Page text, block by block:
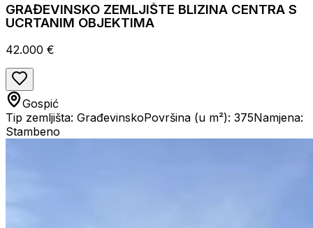
GRAĐEVINSKO ZEMLJIŠTE BLIZINA CENTRA S
UCRTANIM OBJEKTIMA
42.000 €
Gospić
Tip zemljišta: GrađevinskoPovršina (u m²): 375Namjena:
Stambeno